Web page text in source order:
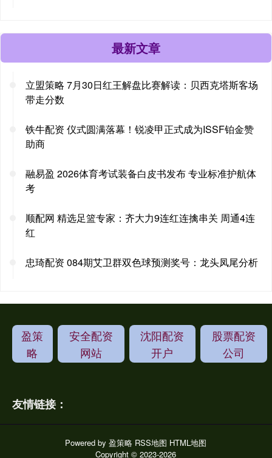
最新文章
立盟策略 7月30日红王解盘比赛解读：贝西克塔斯客场
带走分数
铁牛配资 仪式圆满落幕！锐凌甲正式成为ISSF铂金赞
助商
融易盈 2026体育考试装备白皮书发布 专业标准护航体
考
顺配网 精选足篮专家：齐大力9连红连擒串关 周通4连
红
忠琦配资 084期艾卫群双色球预测奖号：龙头凤尾分析
盈策
略
安全配资
网站
沈阳配资
开户
股票配资
公司
友情链接：
Powered by盈策略 RSS地图 HTML地图
Copyright© 2023-2026